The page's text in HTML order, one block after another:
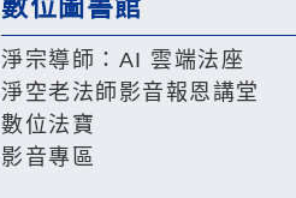
數位圖書館
淨宗導師：AI 雲端法座
淨空老法師影音報恩講堂
數位法寶
影音專區